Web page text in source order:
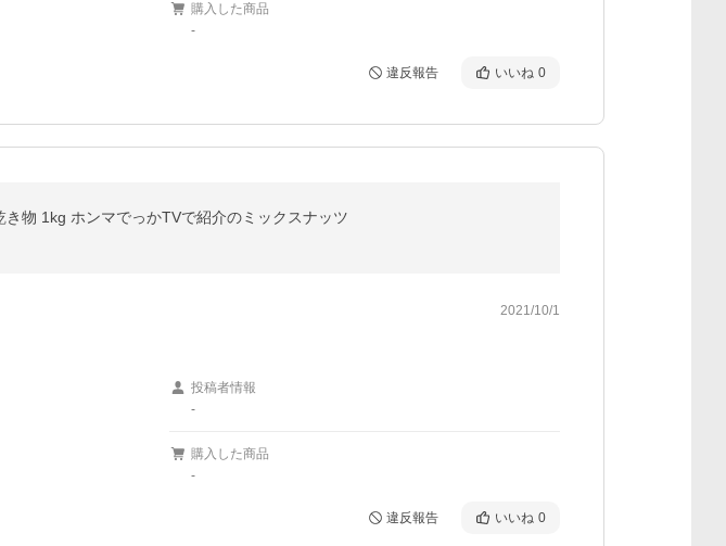
購入した商品
-
違反報告 いいね 0
物 1kg ホンマでっかTVで紹介のミックスナッツ
2021/10/1
投稿者情報
-
購入した商品
-
違反報告 いいね 0